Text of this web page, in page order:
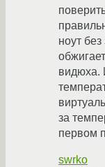
ноут
видюха.
за
первом
swrko